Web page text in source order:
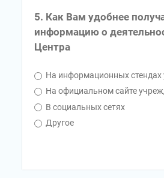
5. Как Вам удобнее
информацию о
Центра
На информационных стендах
На официальном сайте
В социальных сетях
Другое